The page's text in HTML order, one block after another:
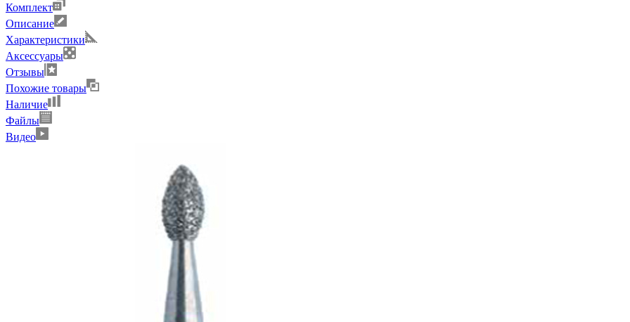
Комплект
Описание
Характеристики
Аксессуары
Отзывы
Похожие товары
Наличие
Файлы
Видео